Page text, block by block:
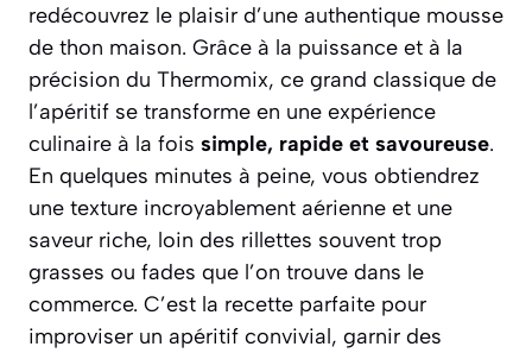
redécouvrez le plaisir d’une authentique mousse
de thon maison. Grâce à la puissance et à la
précision du Thermomix, ce grand classique de
l’apéritif se transforme en une expérience
culinaire à la fois simple, rapide et savoureuse.
En quelques minutes à peine, vous obtiendrez
une texture incroyablement aérienne et une
saveur riche, loin des rillettes souvent trop
grasses ou fades que l’on trouve dans le
commerce. C’est la recette parfaite pour
improviser un apéritif convivial, garnir des